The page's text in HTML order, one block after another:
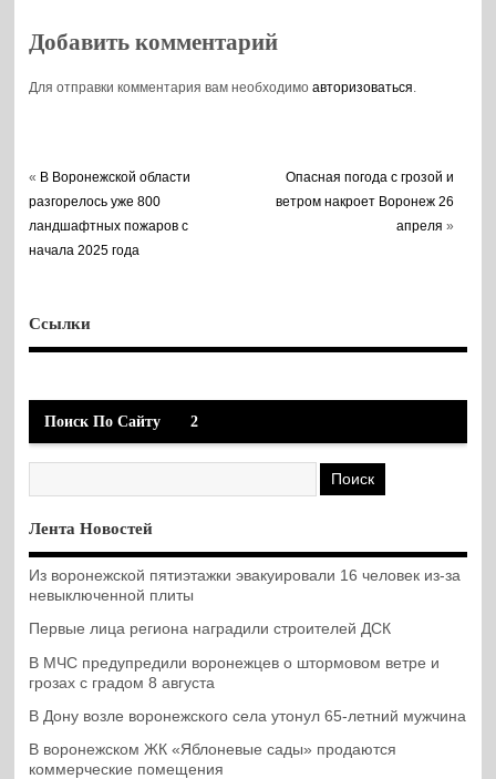
Добавить комментарий
Для отправки комментария вам необходимоавторизоваться.
« В Воронежской области
разгорелось уже 800
ландшафтных пожаров с
начала 2025 года
Опасная погода с грозой и
ветром накроет Воронеж 26
апреля »
Ссылки
Поиск По Сайту 2
Лента Новостей
Из воронежской пятиэтажки эвакуировали 16 человек из-за
невыключенной плиты
Первые лица региона наградили строителей ДСК
В МЧС предупредили воронежцев о штормовом ветре и
грозах с градом 8 августа
В Дону возле воронежского села утонул 65-летний мужчина
В воронежском ЖК «Яблоневые сады» продаются
коммерческие помещения